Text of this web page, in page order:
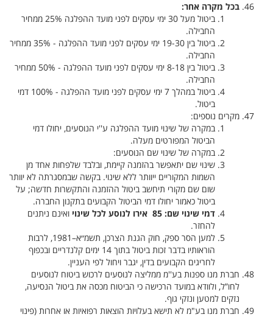
בכל מקרה אחר:
ביטול מעל 30 ימי עסקים לפני מועד ההפלגה 25% ממחיר
החבילה.
ביטול בין 19-30 ימי עסקים לפני מועד ההפלגה - 35% ממחיר
החבילה.
ביטול בין 8-18 ימי עסקים לפני מועד ההפלגה - 50% ממחיר
החבילה.
ביטול במהלך 7 ימי עסקים לפני מועד ההפלגה - 100% דמי
ביטול.
מקרים נוספים:
במקרה של שינוי מועד ההפלגה ע''י הנוסעים, יחולו דמי
הביטול המפורטים מעלה.
במקרה של שינוי שם הנוסעים:
שינוי שם יתאפשר בהזמנה קיימת, ובלבד שלפחות אחד מן
השמות המקוריים ייוותר ללא שינוי. בקשה שבמסגרתה לא יוותר
שום שם מקורי תיחשב ביטול ההזמנה והתקשרות חדשה; על
ביטול כאמור יחולו דמי הביטול הקבועים בתקנון החברה.
דמי שינוי שם: 85 אירו לנוסע לכל שינוי
ואינם ניתנים
להחזר.
למען הסר ספק, חוק הגנת הצרכן, תשמ״א–1981, לרבות
הוראותיו בדבר זכות ביטול בתוך 14 ימים קלנדריים ובכפוף
לחריגים הקבועים בדין, יגבר ויחול לפי העניין.
חברת מנו ספנות בע''מ ממליצה לנוסעים לרכוש ביטוח לנוסעים
לחו”ל, ולוודא במועד הרכישה כי הביטוח מכסה את ביטול הנסיעה,
נזקים למטען ונזקי גוף.
חברת מנו בע"מ לא תישא בעלויות הוצאות רפואיות או אחרות (פינוי